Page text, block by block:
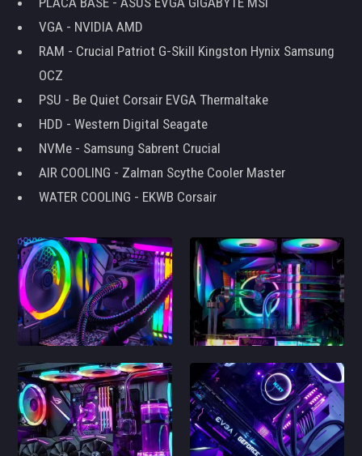
VGA - NVIDIA AMD
RAM - Crucial Patriot G-Skill Kingston Hynix Samsung
OCZ
PSU - Be Quiet Corsair EVGA Thermaltake
HDD - Western Digital Seagate
NVMe - Samsung Sabrent Crucial
AIR COOLING - Zalman Scythe Cooler Master
WATER COOLING - EKWB Corsair